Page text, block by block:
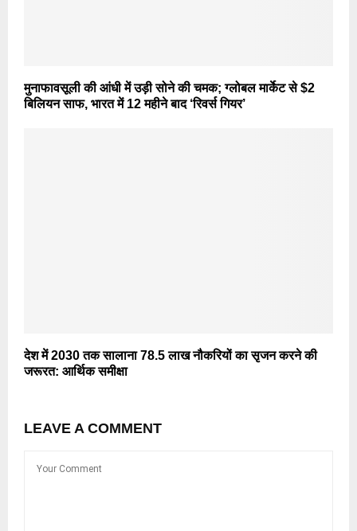
मुनाफावसूली की आंधी में उड़ी सोने की चमक; ग्लोबल मार्केट से $2
बिलियन साफ, भारत में 12 महीने बाद ‘रिवर्स गियर’
देश में 2030 तक सालाना 78.5 लाख नौकरियों का सृजन करने की
जरूरत: आर्थिक समीक्षा
LEAVE A COMMENT